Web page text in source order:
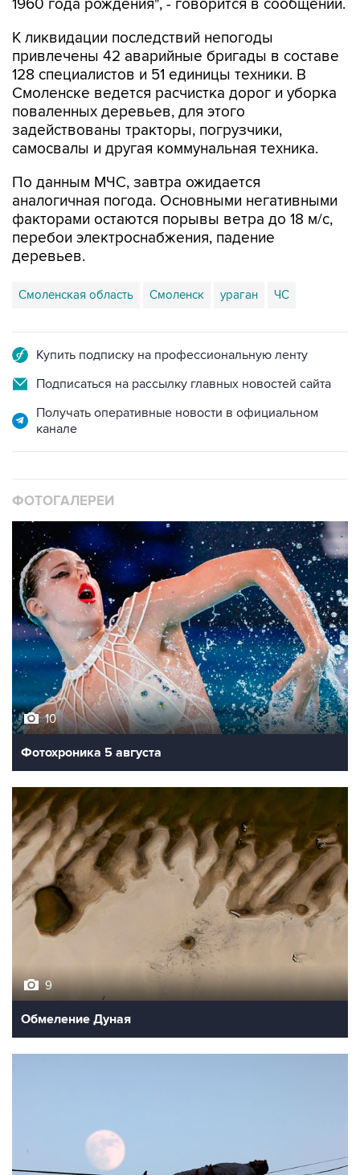
1960 года рождения", - говорится в сообщении.
К ликвидации последствий непогоды
привлечены 42 аварийные бригады в составе
128 специалистов и 51 единицы техники. В
Смоленске ведется расчистка дорог и уборка
поваленных деревьев, для этого
задействованы тракторы, погрузчики,
самосвалы и другая коммунальная техника.
По данным МЧС, завтра ожидается
аналогичная погода. Основными негативными
факторами остаются порывы ветра до 18 м/с,
перебои электроснабжения, падение
деревьев.
Смоленская область Смоленск ураган ЧС
Купить подписку на профессиональную ленту
Подписаться на рассылку главных новостей сайта
Получать оперативные новости в официальном
канале
ФОТОГАЛЕРЕИ
10
Фотохроника 5 августа
9
Обмеление Дуная